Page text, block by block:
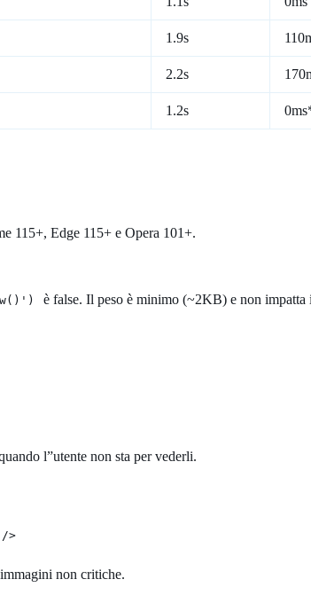
1.9s
2.2s
1.2s
115+, Edge 115+ e Opera 101+.
è false. Il peso è minimo (~2KB) e non impatta
l”utente non sta per vederli.
>
non critiche.